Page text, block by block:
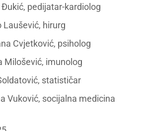
pedijatar-kardiolog
Laušević, hirurg
Cvjetković, psiholog
Milošević, imunolog
statističar
Vuković, socijalna medicina